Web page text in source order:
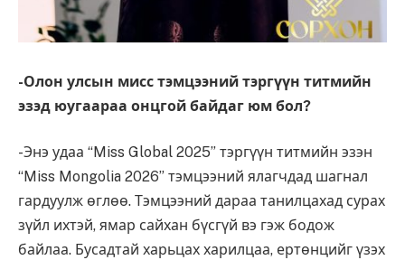
-Олон улсын мисс тэмцээний тэргүүн титмийн
эзэд юугаараа онцгой байдаг юм бол?
-Энэ удаа “Miss Global 2025” тэргүүн титмийн эзэн
“Miss Mongolia 2026” тэмцээний ялагчдад шагнал
гардуулж өглөө. Тэмцээний дараа танилцахад сурах
зүйл ихтэй, ямар сайхан бүсгүй вэ гэж бодож
байлаа. Бусадтай харьцах харилцаа, ертөнцийг үзэх